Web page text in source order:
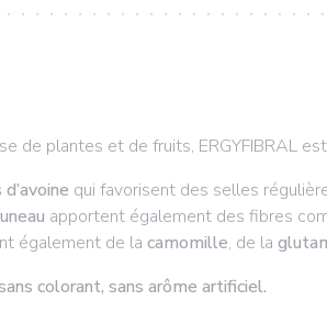
de plantes et de fruits, ERGYFIBRAL
qui favorisent des selles
apportent également des fibres
également de la camomille, de la
colorant, sans arôme artificiel.